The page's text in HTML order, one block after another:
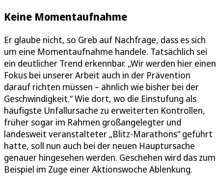
Keine Momentaufnahme
Er glaube nicht, so Greb auf Nachfrage, dass es sich
um eine Momentaufnahme handele. Tatsächlich sei
ein deutlicher Trend erkennbar. „Wir werden hier einen
Fokus bei unserer Arbeit auch in der Prävention
darauf richten müssen – ähnlich wie bisher bei der
Geschwindigkeit.“ Wie dort, wo die Einstufung als
häufigste Unfallursache zu erweiterten Kontrollen,
früher sogar im Rahmen großangelegter und
landesweit veranstalteter „Blitz-Marathons“ geführt
hatte, soll nun auch bei der neuen Hauptursache
genauer hingesehen werden. Geschehen wird das zum
Beispiel im Zuge einer Aktionswoche Ablenkung.